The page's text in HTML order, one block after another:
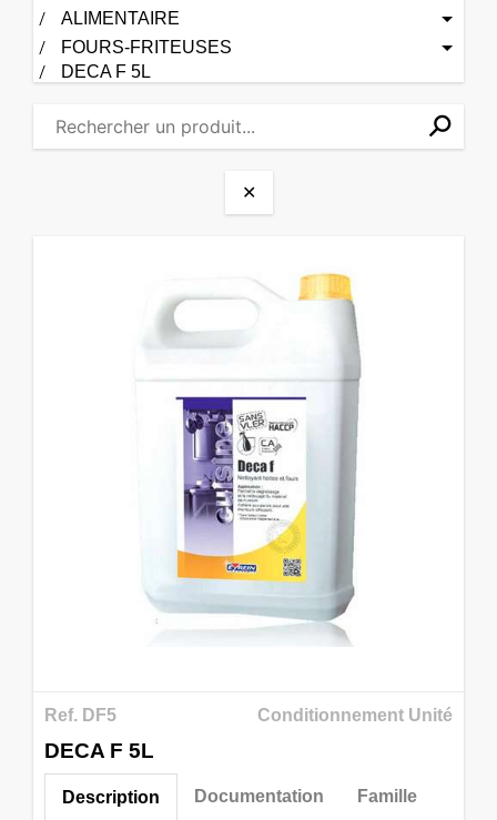
ALIMENTAIRE
FOURS-FRITEUSES
DECA F 5L
✕⚲
✕
Ref. DF5 Conditionnement Unité
DECA F 5L
Description Documentation Famille